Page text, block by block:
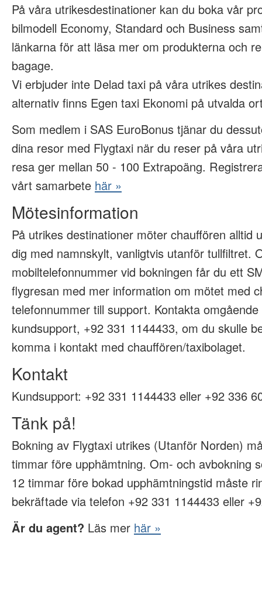
På våra utrikesdestinationer kan du boka vår
bilmodell Economy, Standard och Business
länkarna för att läsa mer om produkterna och
bagage.
Vi erbjuder inte Delad taxi på våra utrikes
alternativ finns Egen taxi Ekonomi på utvalda
Som medlem i SAS EuroBonus tjänar du
dina resor med Flygtaxi när du reser på våra
resa ger mellan 50 - 100 Extrapoäng.
vårt samarbete här »
Mötesinformation
På utrikes destinationer möter chauffören alltid
dig med namnskylt, vanligtvis utanför tullfiltret.
mobiltelefonnummer vid bokningen får du ett
flygresan med mer information om mötet med
telefonnummer till support. Kontakta
kundsupport, +92 331 1144433, om du skulle
komma i kontakt med chauffören/taxibolaget.
Kontakt
Kundsupport: +92 331 1144433 eller +92 336
Tänk på!
Bokning av Flygtaxi utrikes (Utanför Norden)
timmar före upphämtning. Om- och avbokning
12 timmar före bokad upphämtningstid måste
bekräftade via telefon +92 331 1144433 eller
Är du agent? Läs mer här »